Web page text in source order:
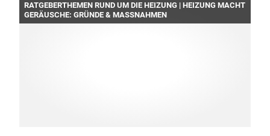
RATGEBERTHEMEN RUND UM DIE HEIZUNG | HEIZUNG MACHT
GERÄUSCHE: GRÜNDE & MASSNAHMEN